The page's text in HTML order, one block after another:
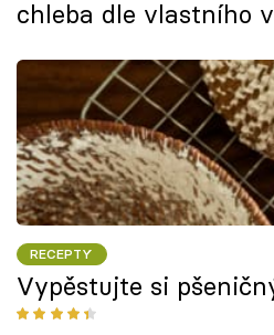
chleba dle vlastního
RECEPTY
Vypěstujte si